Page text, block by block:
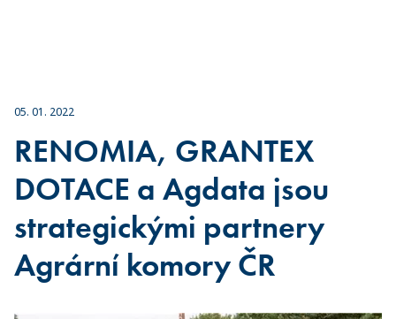
05. 01. 2022
RENOMIA, GRANTEX
DOTACE a Agdata jsou
strategickými partnery
Agrární komory ČR